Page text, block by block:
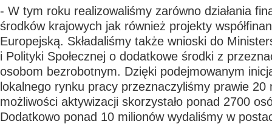
- W tym roku realizowaliśmy zarówno działania
środków krajowych jak również projekty
Europejską. Składaliśmy także wnioski do
i Polityki Społecznej o dodatkowe środki z
osobom bezrobotnym. Dzięki podejmowanym
lokalnego rynku pracy przeznaczyliśmy prawie 20
możliwości aktywizacji skorzystało ponad 2700
Dodatkowo ponad 10 milionów wydaliśmy w